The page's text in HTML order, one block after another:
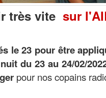
très vite sur
le 23 pour être
du 23 au 24/02/
pour nos copains